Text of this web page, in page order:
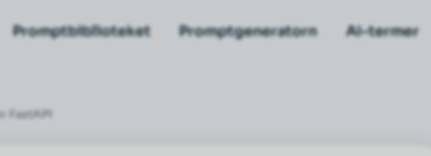
Promptbiblioteket Promptgeneratorn AI-termer
FastAPI